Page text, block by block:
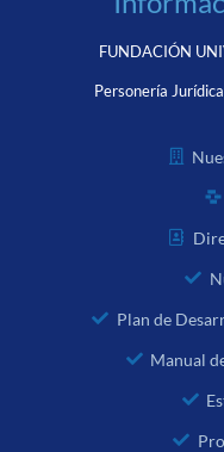
FUNDACIÓN
Personería
Plan de
Manual